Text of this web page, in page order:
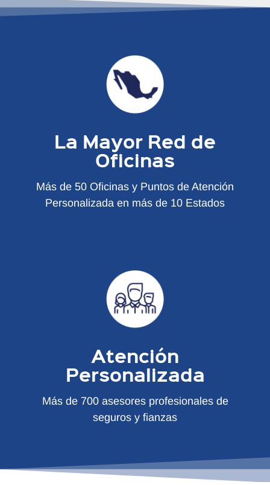
La Mayor Red de
Oficinas
Más de 50 Oficinas y Puntos de Atención
Personalizada en más de 10 Estados
Atención
Personalizada
Más de 700 asesores profesionales de
seguros y fianzas